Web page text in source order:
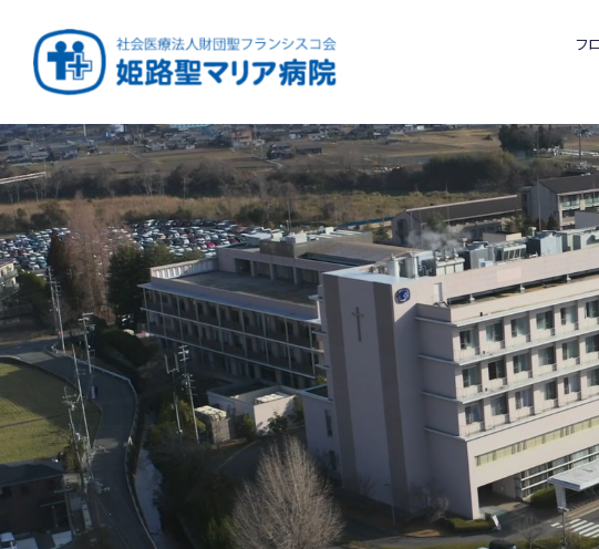
フ
健康と安心をあなたに
つなぎ続ける地域医療
周産期から終末期まで
地域を支える医療
急性期から回復期へと
つなぐ医療
学び・育てる医療